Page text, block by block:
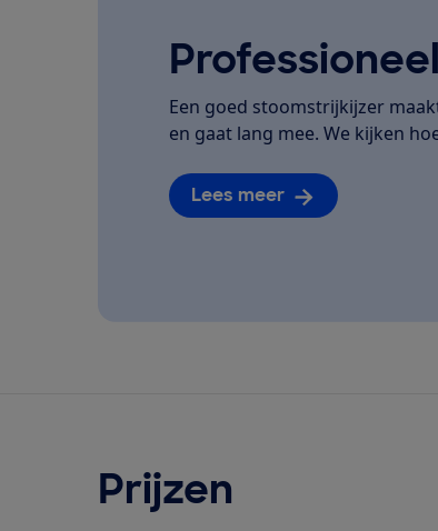
Een goed stoomstrijkijzer
en gaat lang mee. We kijken
Lees meer
Prijzen